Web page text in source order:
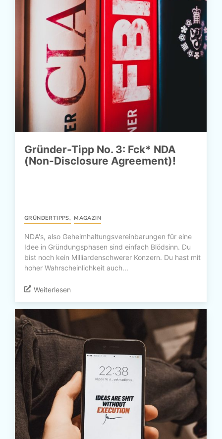
Gründer-Tipp No. 3: Fck* NDA
(Non-Disclosure Agreement)!
GRÜNDERTIPPS, MAGAZIN
NDA's, also Geheimhaltungsvereinbarungen für eine
Idee in Gründungsphasen sind einfach Blödsinn. Du
bist noch kein Milliardenschwerer Konzern. Du hast mit
hoher Wahrscheinlichkeit auch...
Weiterlesen